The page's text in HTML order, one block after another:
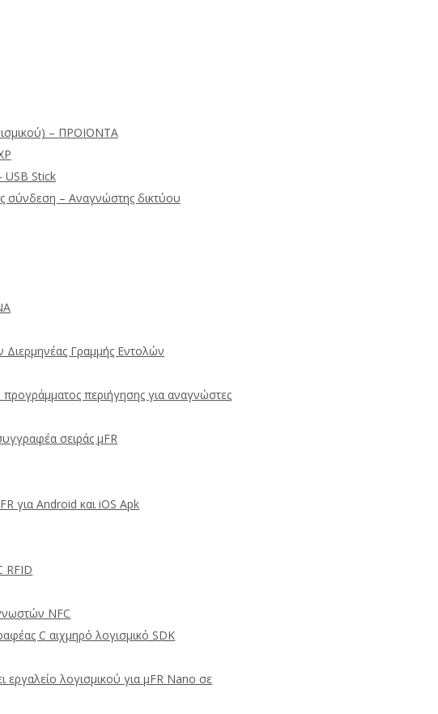
– ΠΡΟΪΟΝΤΑ
USB Stick
σύνδεση – Αναγνώστης δικτύου
Γραμμής Εντολών
περιήγησης για αναγνώστες
σειράς μFR
για Android και iOS Apk
RFID
NFC
C αιχμηρό λογισμικό SDK
λογισμικού για μFR Nano σε